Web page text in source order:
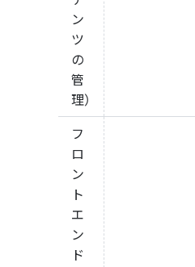
ン
ツ
の
管
理）
フ
ロ
ン
ト
エ
ン
ド